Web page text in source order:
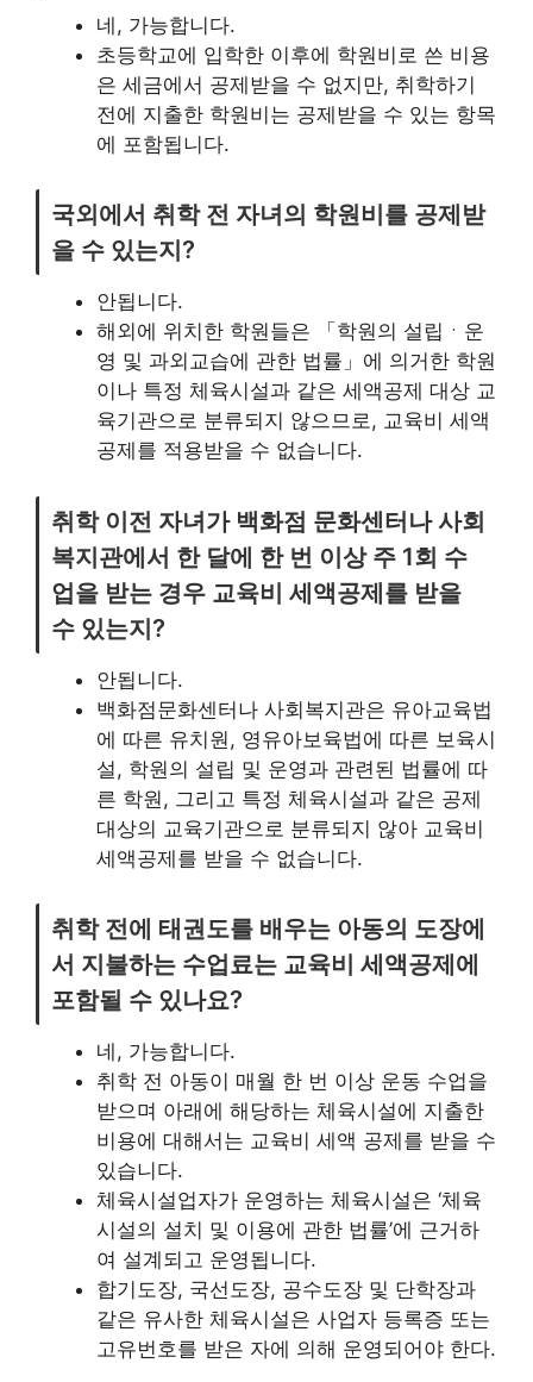
네, 가능합니다.
초등학교에 입학한 이후에 학원비로 쓴 비용
은 세금에서 공제받을 수 없지만, 취학하기
전에 지출한 학원비는 공제받을 수 있는 항목
에 포함됩니다.
국외에서 취학 전 자녀의 학원비를 공제받
을 수 있는지?
안됩니다.
해외에 위치한 학원들은 「학원의 설립ㆍ운
영 및 과외교습에 관한 법률」에 의거한 학원
이나 특정 체육시설과 같은 세액공제 대상 교
육기관으로 분류되지 않으므로, 교육비 세액
공제를 적용받을 수 없습니다.
취학 이전 자녀가 백화점 문화센터나 사회
복지관에서 한 달에 한 번 이상 주 1회 수
업을 받는 경우 교육비 세액공제를 받을
수 있는지?
안됩니다.
백화점문화센터나 사회복지관은 유아교육법
에 따른 유치원, 영유아보육법에 따른 보육시
설, 학원의 설립 및 운영과 관련된 법률에 따
른 학원, 그리고 특정 체육시설과 같은 공제
대상의 교육기관으로 분류되지 않아 교육비
세액공제를 받을 수 없습니다.
취학 전에 태권도를 배우는 아동의 도장에
서 지불하는 수업료는 교육비 세액공제에
포함될 수 있나요?
네, 가능합니다.
취학 전 아동이 매월 한 번 이상 운동 수업을
받으며 아래에 해당하는 체육시설에 지출한
비용에 대해서는 교육비 세액 공제를 받을 수
있습니다.
체육시설업자가 운영하는 체육시설은 ‘체육
시설의 설치 및 이용에 관한 법률’에 근거하
여 설계되고 운영됩니다.
합기도장, 국선도장, 공수도장 및 단학장과
같은 유사한 체육시설은 사업자 등록증 또는
고유번호를 받은 자에 의해 운영되어야 한다.